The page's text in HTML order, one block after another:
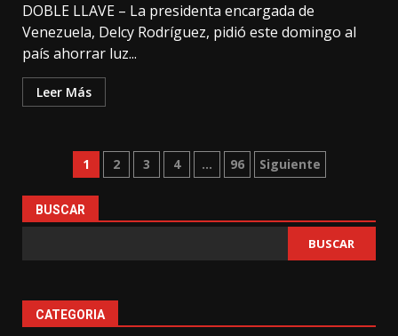
DOBLE LLAVE – La presidenta encargada de
Venezuela, Delcy Rodríguez, pidió este domingo al
país ahorrar luz...
Leer Más
Paginación
de
entradas
1 2 3 4 … 96 Siguiente
BUSCAR
BUSCAR
CATEGORIA